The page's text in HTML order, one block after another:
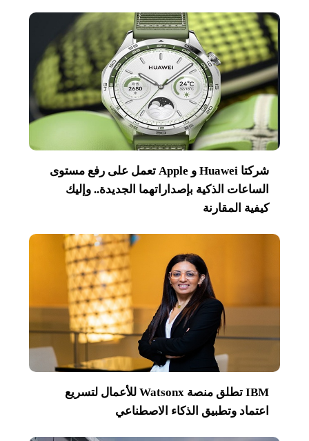
شركتا Huawei و Apple تعمل على رفع مستوى
الساعات الذكية بإصداراتهما الجديدة.. وإليك
كيفية المقارنة
IBM تطلق منصة Watsonx للأعمال لتسريع
اعتماد وتطبيق الذكاء الاصطناعي